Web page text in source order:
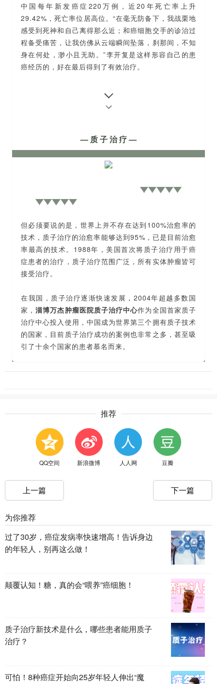
中国每年新发癌症220万例，近20年死亡率上升
29.42%，死亡率位居高位。“在毫无防备下，我战栗地
感受到死神和自己离得那么近；和癌细胞交手的诊治过
程备受痛苦，让我仿佛从云端瞬间坠落，刹那间，不知
身在何处，渺小且无助。”李开复是这样形容自己的患
癌经历的，好在最后得到了有效治疗。
— 质 子 治 疗 —
但必须要说的是，世界上并不存在达到100%治愈率的
技术，质子治疗的治愈率能够达到95%，已是目前治愈
率最高的技术。1988年，美国首次将质子治疗用于癌
症患者的治疗，质子治疗范围广泛，所有实体肿瘤皆可
接受治疗。
在我国，质子治疗逐渐快速发展，2004年超越多数国
家，淄博万杰肿瘤医院质子治疗中心作为全国首家质子
治疗中心投入使用，中国成为世界第三个拥有质子技术
的国家，目前质子治疗成功的案例也非常之多，甚至吸
引了十余个国家的患者慕名而来。
推荐
QQ空间 新浪微博 人人网 豆瓣
上一篇 下一篇
为你推荐
过了30岁，癌症发病率快速增高！告诉身边
的年轻人，别再这么做！
颠覆认知！糖，真的会“喂养”癌细胞！
质子治疗新技术是什么，哪些患者能用质子
治疗？
可怕！8种癌症开始向25岁年轻人伸出“魔